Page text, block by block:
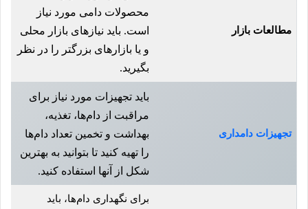
مطالعات بازار
محصولات دامی مورد نیاز
است. باید نیازهای بازار محلی
و یا بازارهای بزرگتر را در نظر
بگیرید.
تجهیزات دامداری
باید تجهیزات مورد نیاز برای
مراقبت از دام‌ها، تغذیه،
بهداشت و تخمین تعداد دام‌ها
را تهیه کنید تا بتوانید به بهترین
شکل از آنها استفاده کنید.
برای نگهداری دام‌ها، باید